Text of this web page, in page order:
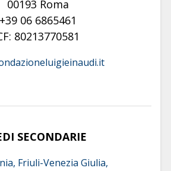
00193 Roma
+39 06 6865461
80213770581
SECONDARIE
Friuli-Venezia Giulia,